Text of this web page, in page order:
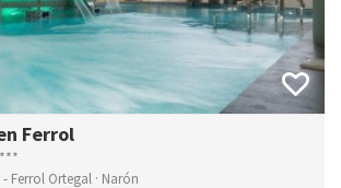
Ferrol
Ferrol Ortegal · Narón